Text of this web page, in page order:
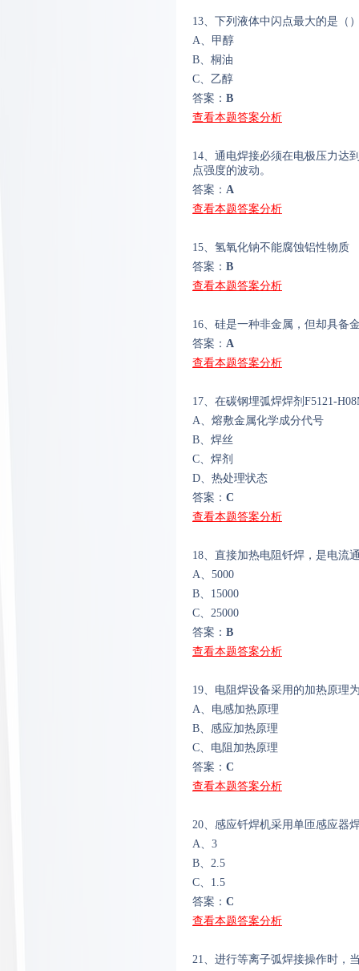
13、下列液体中闪点最大的是（
A、甲醇
B、桐油
C、乙醇
答案： B
查看本题答案分析
14、通电焊接必须在电极压力达
点强度的波动。
答案： A
查看本题答案分析
15、氢氧化钠不能腐蚀铝性物质
答案： B
查看本题答案分析
16、硅是一种非金属，但却具备
答案： A
查看本题答案分析
17、在碳钢埋弧焊焊剂F5121-
A、熔敷金属化学成分代号
B、焊丝
C、焊剂
D、热处理状态
答案： C
查看本题答案分析
18、直接加热电阻钎焊，是电流
A、5000
B、15000
C、25000
答案： B
查看本题答案分析
19、电阻焊设备采用的加热原理
A、电感加热原理
B、感应加热原理
C、电阻加热原理
答案： C
查看本题答案分析
20、感应钎焊机采用单匝感应器
A、3
B、2.5
C、1.5
答案： C
查看本题答案分析
21、进行等离子弧焊接操作时，